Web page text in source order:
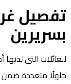
تفصيل
بسريرين
للعائلات التي
حلولًا متعددة